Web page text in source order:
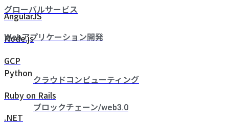
AngularJS
Node.js
GCP
Python
Ruby on Rails
.NET
グローバルサービス
Webアプリケーション開発
クラウドコンピューティング
ブロックチェーン/web3.0